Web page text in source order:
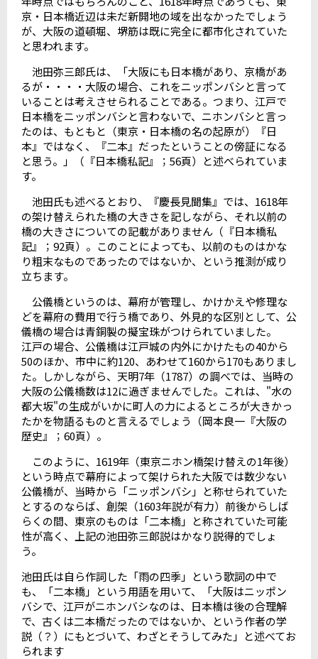
京・日本橋近辺は未だ新開地の域を出なかったでしょう
が、大阪の道頓堀、堺筋は既に完全に都市化されていた
と思われます。
池田弥三郎氏は、「大阪にも日本橋があり、京橋があ
るが・・・・大阪の場合、これをニッポンバシと言って
いることは考えさせられることである。つまり、江戸で
日本橋をニッポンバシと言わないで、ニホンバシと言っ
たのは、もともと（東京・日本橋の名の起原が）『日
本』ではなく、『二本』だったということの傍証になる
と思う。」（『日本橋私記』；56頁）と述べられていま
す。
池田氏も述べるとおり、『慶長見聞集』では、1618年
の架け替えられた橋の大きさを記しながら、それ以前の
橋の大きさについての記載がありません（『日本橋私
記』；92頁）。このことによっても、以前のものはかな
り粗末なものであったのではないか、という推測が成り
立ちます。
公儀橋というのは、幕府が管理し、かけかえや修理な
どを幕府の費用で行う橋であり、外見的な区別として、公
儀橋の場合は青銅製の擬宝珠がつけられていました。
江戸の場合、公儀橋は江戸城の内外にかけたもの40から
50のほか、市中に約120、あわせて160から170もありまし
た。しかしながら、天明7年（1787）の調べでは、当時の
大阪の公儀橋数は12に過ぎませんでした。これは、"水の
都大坂"の生成がいかに町人の力によるところが大きかっ
たかを物語るものと言えるでしょう（岡本良一『大阪の
歴史』；60頁）。
このように、1619年（東京ニホン橋架け替えの1年後）
という時点で幕府によって架けられた大阪では数少ない
公儀橋が、当時から「ニッポンバシ」と称せられていた
とするのならば、創架（1603年説が有力）前後からしば
らくの間、東京のものは「二本橋」と称されていた可能
性が高く、上記の池田弥三郎説はかなり説得的でしょ
う。
池田氏は自ら作詞した「雨の四季」という歌詞の中で
も、「二本橋」という用語を用いて、「大阪はニッポン
バシで、江戸がニホンバシなのは、日本橋は後の合理解
で、古くは二本橋だったのではないか、という作者の学
説（？）にもとづいて、わざとそうしてみた」と述べてお
られます